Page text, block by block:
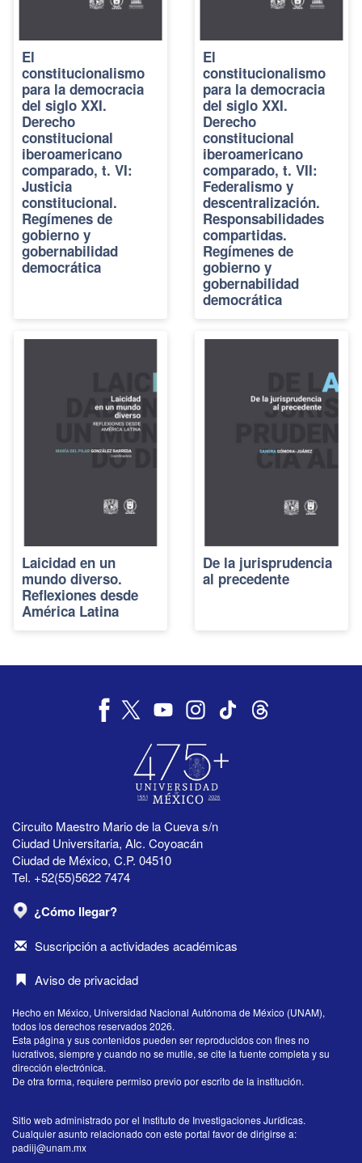
El
constitucionalismo
para la democracia
del siglo XXI.
Derecho
constitucional
iberoamericano
comparado, t. VI:
Justicia
constitucional.
Regímenes de
gobierno y
gobernabilidad
democrática
El
constitucionalismo
para la democracia
del siglo XXI.
Derecho
constitucional
iberoamericano
comparado, t. VII:
Federalismo y
descentralización.
Responsabilidades
compartidas.
Regímenes de
gobierno y
gobernabilidad
democrática
Laicidad en un
mundo diverso.
Reflexiones desde
América Latina
De la jurisprudencia
al precedente
Circuito Maestro Mario de la Cueva s/n
Ciudad Universitaria, Alc. Coyoacán
Ciudad de México, C.P. 04510
Tel. +52(55)5622 7474
¿Cómo llegar?
Suscripción a actividades académicas
Aviso de privacidad
Hecho en México, Universidad Nacional Autónoma de México (UNAM),
todos los derechos reservados 2026.
Esta página y sus contenidos pueden ser reproducidos con fines no
lucrativos, siempre y cuando no se mutile, se cite la fuente completa y su
dirección electrónica.
De otra forma, requiere permiso previo por escrito de la institución.
Sitio web administrado por el Instituto de Investigaciones Jurídicas.
Cualquier asunto relacionado con este portal favor de dirigirse a:
padiij@unam.mx